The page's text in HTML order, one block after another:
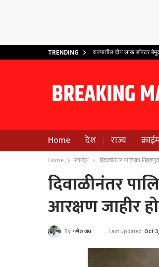
TRENDING राज्यातील दोन लाख डॉक्टर
Home देश राज्य
Home खान्देश दिवाळीनंतर पालिका
दिवाळीनंतर
आरक्षण जाहीर
By गणेश वाघ Last updated Oct